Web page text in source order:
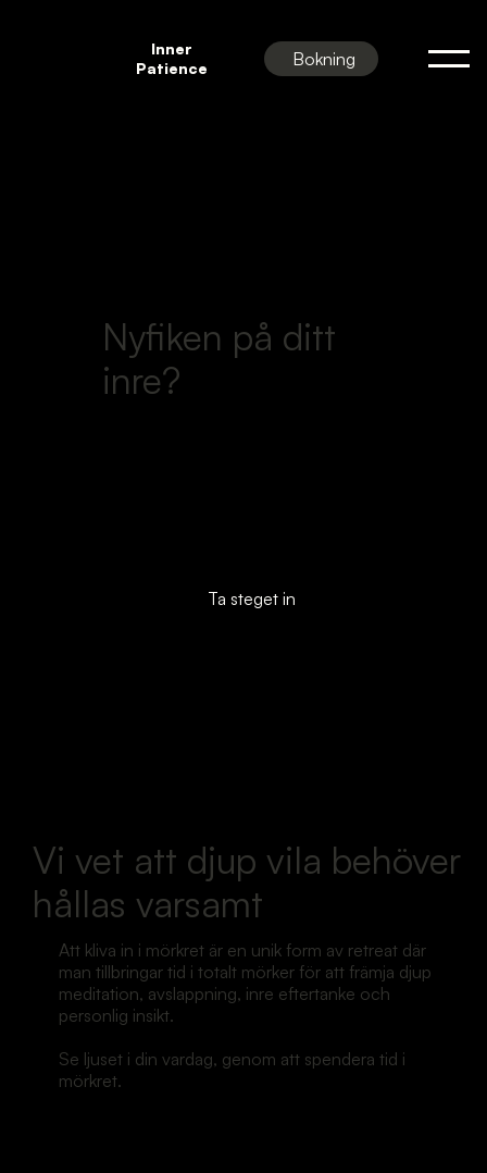
Bokning
Inner
Patience
Nyfiken på ditt
inre?
Ta steget in
Vi vet att djup vila behöver
hållas varsamt
Att kliva in i mörkret är en unik form av retreat där
man tillbringar tid i totalt mörker för att främja djup
meditation, avslappning, inre eftertanke och
personlig insikt.
Se ljuset i din vardag, genom att spendera tid i
mörkret.